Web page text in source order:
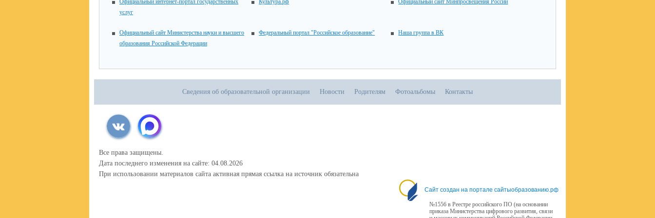
Официальный интернет-портал государственных
услуг
Культура.рф Официальный сайт Минпросвещения России
Официальный сайт Министерства науки и высшего
образования Российской Федерации
Федеральный портал "Российское образование" Наша группа в ВК
Сведения об образовательной организации Новости Родителям Фотоальбомы Контакты
Все права защищены.
Дата последнего изменения на сайте: 04.08.2026
При использовании материалов сайта активная прямая ссылка на источник обязательна
Сайт создан на портале сайтыобразованию.рф
№1556 в Реестре российского ПО (на основании
приказа Министерства цифрового развития, связи